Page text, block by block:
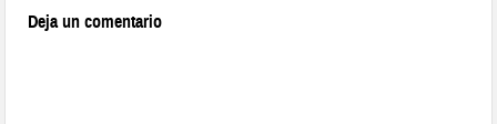
Deja un comentario